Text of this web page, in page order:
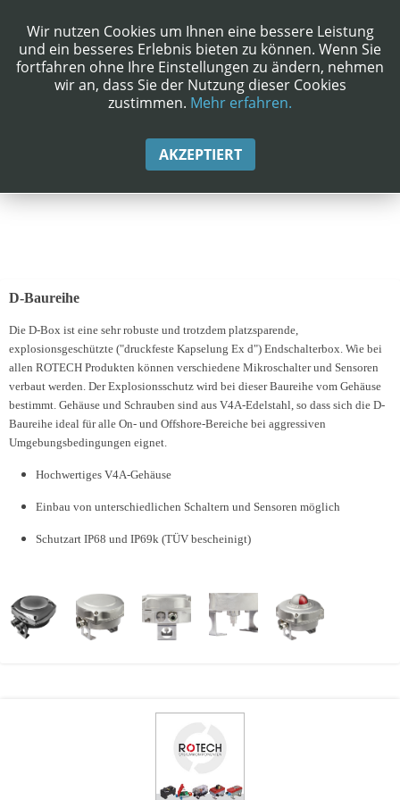
D-Baureihe
Die D-Box ist eine sehr robuste und trotzdem platzsparende,
explosionsgeschützte ("druckfeste Kapselung Ex d") Endschalterbox. Wie bei
allen ROTECH Produkten können verschiedene Mikroschalter und Sensoren
verbaut werden. Der Explosionsschutz wird bei dieser Baureihe vom Gehäuse
bestimmt. Gehäuse und Schrauben sind aus V4A-Edelstahl, so dass sich die D-
Baureihe ideal für alle On- und Offshore-Bereiche bei aggressiven
Umgebungsbedingungen eignet.
Hochwertiges V4A-Gehäuse
Einbau von unterschiedlichen Schaltern und Sensoren möglich
Schutzart IP68 und IP69k (TÜV bescheinigt)
Wir nutzen Cookies um Ihnen eine bessere Leistung
und ein besseres Erlebnis bieten zu können. Wenn Sie
fortfahren ohne Ihre Einstellungen zu ändern, nehmen
wir an, dass Sie der Nutzung dieser Cookies
zustimmen. Mehr erfahren.
AKZEPTIERT